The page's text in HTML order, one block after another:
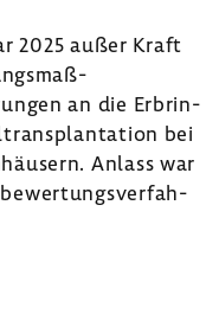
2025 außer Kraft
an die Erbrin­
bei
Anlass war